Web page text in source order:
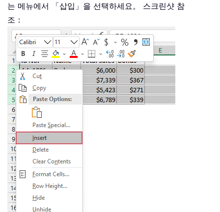
는 메뉴에서 「삽입」을 선택하세요。 스크린샷 참
조：